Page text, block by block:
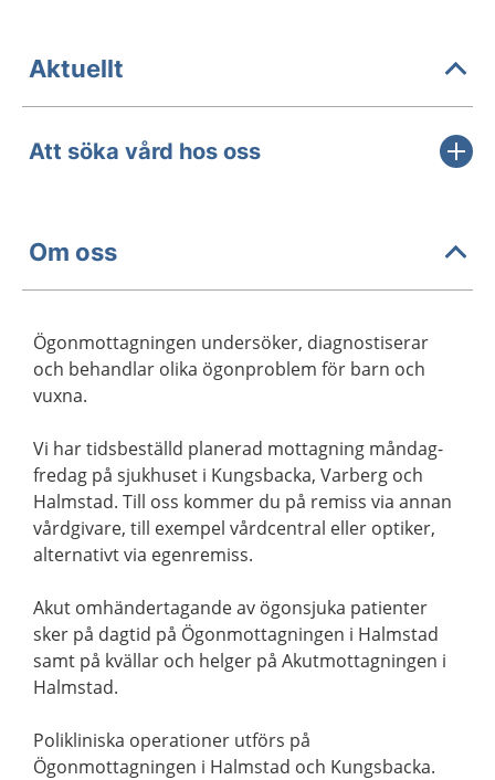
Aktuellt
Att söka vård hos oss
Om oss
Ögonmottagningen undersöker, diagnostiserar
och behandlar olika ögonproblem för barn och
vuxna.
Vi har tidsbeställd planerad mottagning måndag-
fredag på sjukhuset i Kungsbacka, Varberg och
Halmstad. Till oss kommer du på remiss via annan
vårdgivare, till exempel vårdcentral eller optiker,
alternativt via egenremiss.
Akut omhändertagande av ögonsjuka patienter
sker på dagtid på Ögonmottagningen i Halmstad
samt på kvällar och helger på Akutmottagningen i
Halmstad.
Polikliniska operationer utförs på
Ögonmottagningen i Halmstad och Kungsbacka.